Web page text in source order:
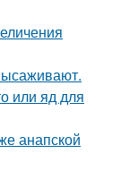
или яд для
анапской